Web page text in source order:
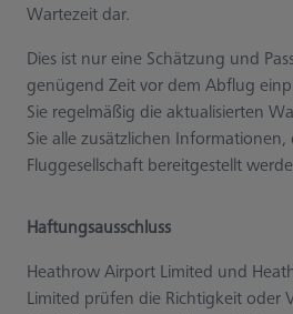
Wartezeit dar.
Dies ist nur eine Schätzung und
genügend Zeit vor dem Abflug
Sie regelmäßig die aktualisierten
Sie alle zusätzlichen
Fluggesellschaft bereitgestellt
Haftungsausschluss
Heathrow Airport Limited und
Limited prüfen die Richtigkeit oder